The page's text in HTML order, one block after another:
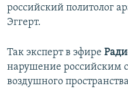
российский политолог
Эггерт.
Так эксперт в эфире
нарушение российским
воздушного